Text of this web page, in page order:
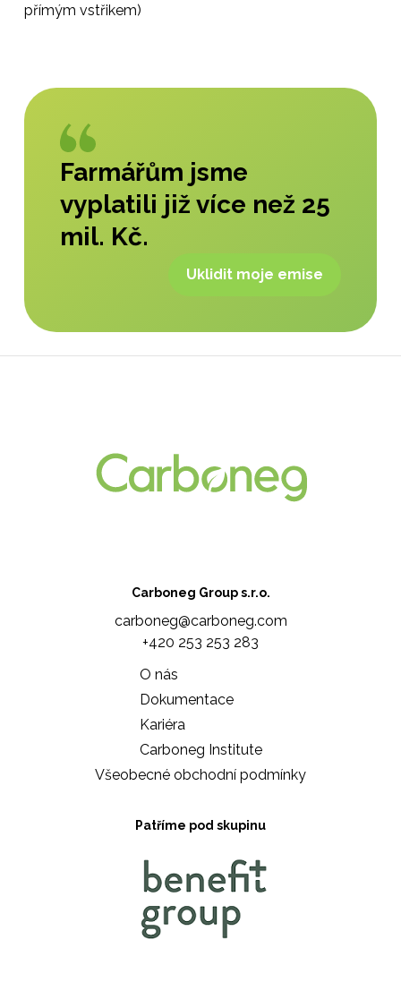
přímým vstřikem)
Farmářům jsme
vyplatili již více než 25
mil. Kč.
Uklidit moje emise
Carboneg Group s.r.o.
carboneg@carboneg.com
+420 253 253 283
O nás
Dokumentace
Kariéra
Carboneg Institute
Všeobecné obchodní podmínky
Patříme pod skupinu